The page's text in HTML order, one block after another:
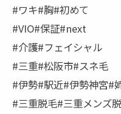
#ワキ#胸#初めて
#VIO#保証#next
#介護#フェイシャル
#三重#松阪市#スネ毛
#伊勢#駅近#伊勢神宮#
#三重脱毛#三重メンズ